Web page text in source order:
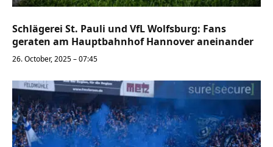
Schlägerei St. Pauli und VfL Wolfsburg: Fans
geraten am Hauptbahnhof Hannover aneinander
26. October, 2025 – 07:45